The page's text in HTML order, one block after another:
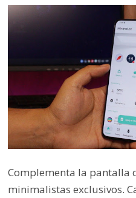
Complementa la pantalla
minimalistas exclusivos.